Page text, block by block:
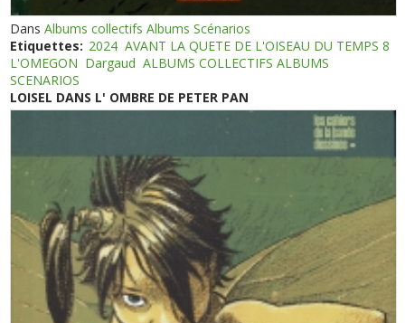
DansAlbums collectifs Albums Scénarios
Etiquettes: 2024 AVANT LA QUETE DE L'OISEAU DU TEMPS 8
L'OMEGON Dargaud ALBUMS COLLECTIFS ALBUMS
SCENARIOS
LOISEL DANS L' OMBRE DE PETER PAN